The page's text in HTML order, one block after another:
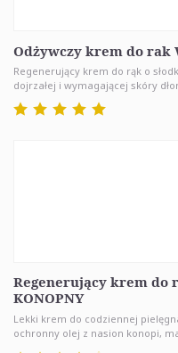
Odżywczy krem do rak
Regenerujący krem do rąk o
dojrzałej i wymagającej skóry
Regenerujący krem do
KONOPNY
Lekki krem do codziennej
ochronny olej z nasion konopi,